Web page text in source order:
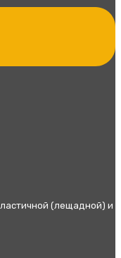
(лещадной) и